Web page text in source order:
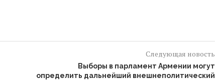
Следующая новость
Выборы в парламент Армении могут
определить дальнейший внешнеполитический